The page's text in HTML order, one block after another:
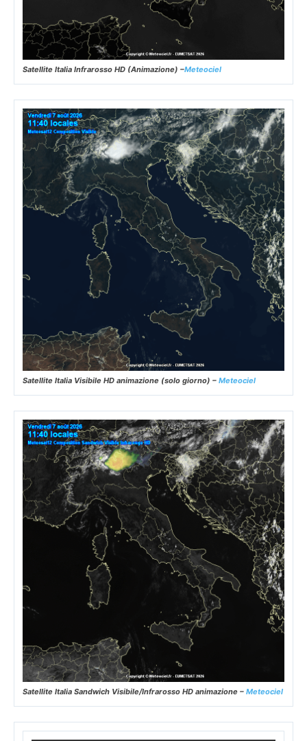
Satellite Italia Infrarosso HD (Animazione) –Meteociel
Satellite Italia Visibile HD animazione (solo giorno) – Meteociel
Satellite Italia Sandwich Visibile/Infrarosso HD animazione – Meteociel